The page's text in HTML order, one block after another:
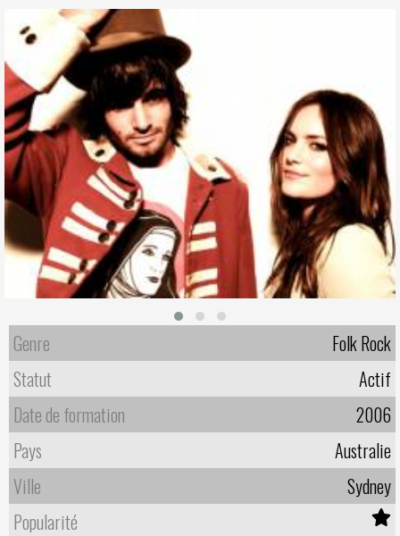
Genre
Folk Rock
Statut
Actif
Date de formation
2006
Pays
Australie
Ville
Sydney
Popularité